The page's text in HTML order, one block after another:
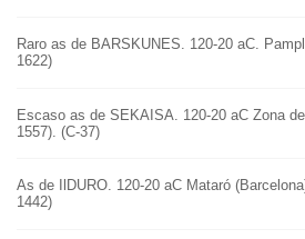
Raro as de BARSKUNES. 120-20 aC.
1622)
Escaso as de SEKAISA. 120-20 aC Zona
1557). (C-37)
As de IlDURO. 120-20 aC Mataró
1442)